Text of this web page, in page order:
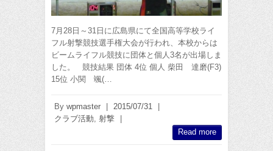
7月28日～31日に広島県にて全国高等学校ライ
フル射撃競技選手権大会が行われ、本校からは
ビームライフル競技に団体と個人3名が出場しま
した。 競技結果 団体 4位 個人 柴田 達磨(F3)
15位 小関 颯(…
By wpmaster | 2015/07/31
|
クラブ活動 射撃
|
Read more